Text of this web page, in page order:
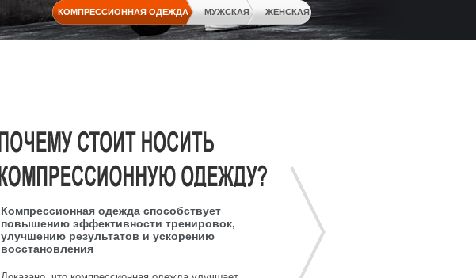
КОМПРЕССИОННАЯ ОДЕЖДА МУЖСКАЯ ЖЕНСКАЯ
Компрессионная одежда способствует
повышению эффективности тренировок,
улучшению результатов и ускорению
восстановления